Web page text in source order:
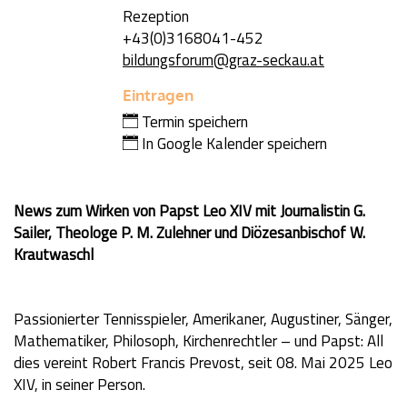
Rezeption
+43(0)3168041-452
bildungsforum@graz-seckau.at
Eintragen
Termin speichern
In Google Kalender speichern
News zum Wirken von Papst Leo XIV mit Journalistin G.
Sailer, Theologe P. M. Zulehner und Diözesanbischof W.
Krautwaschl
Passionierter Tennisspieler, Amerikaner, Augustiner, Sänger,
Mathematiker, Philosoph, Kirchenrechtler – und Papst: All
dies vereint Robert Francis Prevost, seit 08. Mai 2025 Leo
XIV, in seiner Person.